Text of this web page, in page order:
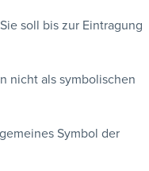
soll bis zur Eintragung
nicht als symbolischen
Symbol der